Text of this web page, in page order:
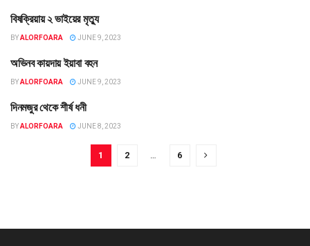
তথ্য
বিষক্রিয়ায় ২ ভাইয়ের মৃত্যু
BYALORFOARA JUNE 9, 2023
তথ্য
অভিনব কায়দায় ইয়াবা বহন
BYALORFOARA JUNE 9, 2023
বহির্বিশ্ব
দিনমজুর থেকে শীর্ষ ধনী
BYALORFOARA JUNE 8, 2023
1 2 … 6